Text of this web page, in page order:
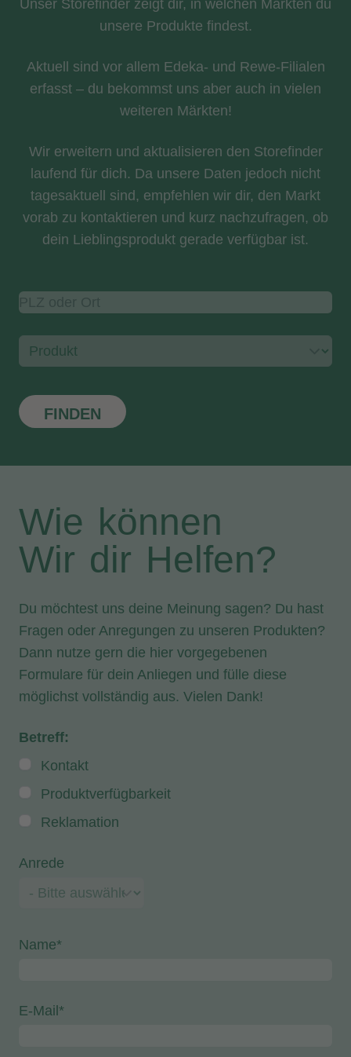
Unser Storefinder zeigt dir, in welchen Märkten du
unsere Produkte findest.
Aktuell sind vor allem Edeka- und Rewe-Filialen
erfasst – du bekommst uns aber auch in vielen
weiteren Märkten!
Wir erweitern und aktualisieren den Storefinder
laufend für dich. Da unsere Daten jedoch nicht
tagesaktuell sind, empfehlen wir dir, den Markt
vorab zu kontaktieren und kurz nachzufragen, ob
dein Lieblingsprodukt gerade verfügbar ist.
FINDEN
Wie können
Wir dir Helfen?
Du möchtest uns deine Meinung sagen? Du hast
Fragen oder Anregungen zu unseren Produkten?
Dann nutze gern die hier vorgegebenen
Formulare für dein Anliegen und fülle diese
möglichst vollständig aus. Vielen Dank!
Betreff:
Kontakt
Produktverfügbarkeit
Reklamation
Anrede
Name*
E-Mail*